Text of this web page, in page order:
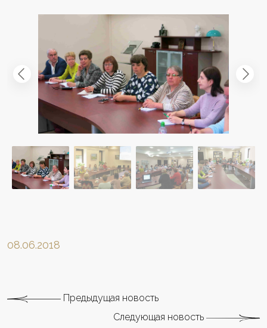
08.06.2018
Предыдущая новость
Следующая новость